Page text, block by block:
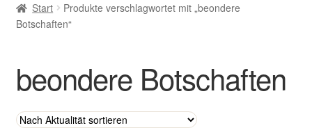
AGB
Start
Produkte verschlagwortet mit „beondere
Botschaften“
beondere Botschaften